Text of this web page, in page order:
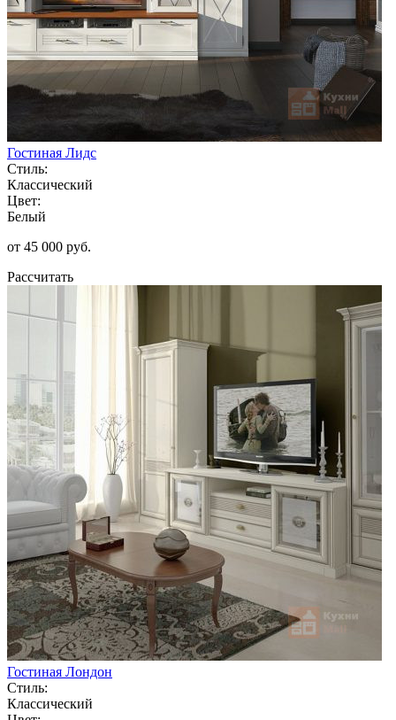
Гостиная Лидс
Стиль:
Классический
Цвет:
Белый
от 45 000 руб.
Рассчитать
Гостиная Лондон
Стиль:
Классический